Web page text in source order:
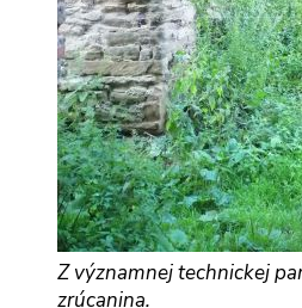
Z významnej technickej
zrúcanina.